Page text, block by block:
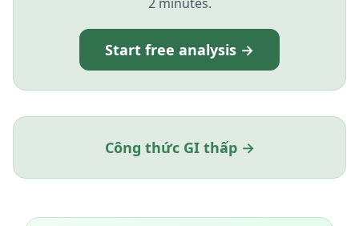
Start free analysis →
Công thức GI thấp →